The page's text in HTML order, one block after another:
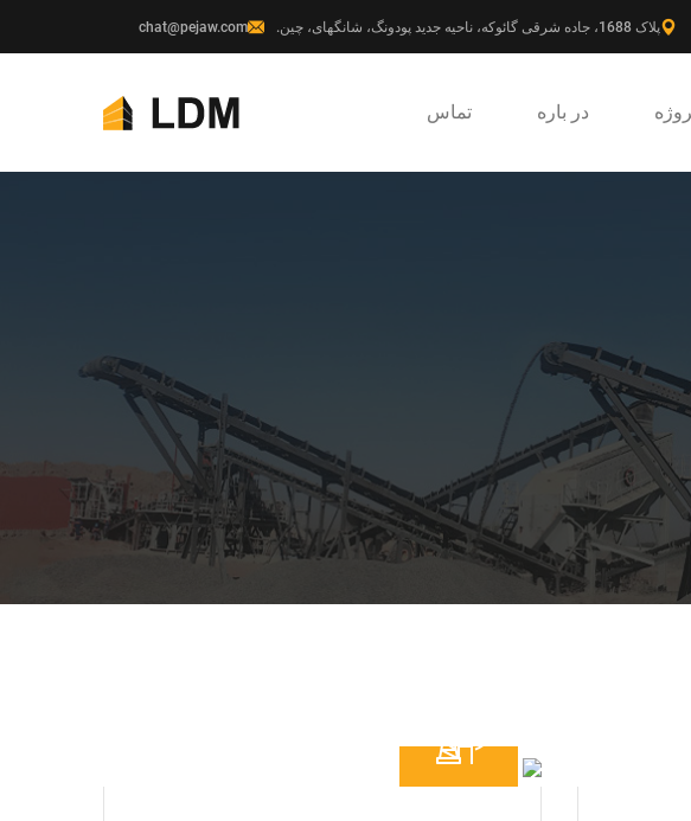
پلاک 1688، جاده شرقی گائوکه، ناحیه جدید پودونگ، شانگهای، چین. chat@pejaw.com
در باره تماس